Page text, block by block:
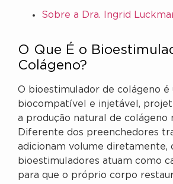
Sobre a Dra. Ingrid
O Que É o
Colágeno?
O bioestimulador de colágeno é
biocompatível e injetável,
a produção natural de colágeno
Diferente dos preenchedores
adicionam volume diretamente,
bioestimuladores atuam como
para que o próprio corpo